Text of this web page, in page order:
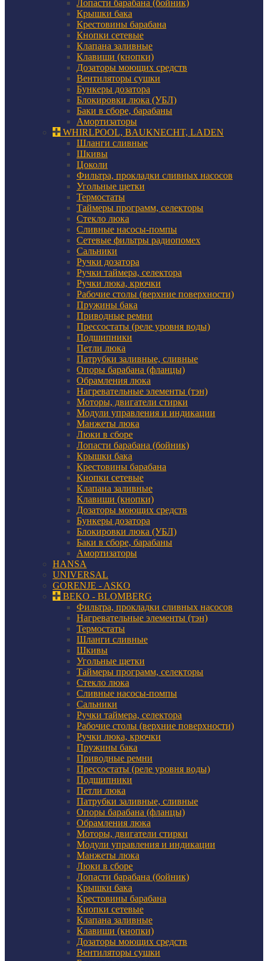
Лопасти барабана (бойник)
Крышки бака
Крестовины барабана
Кнопки сетевые
Клапана заливные
Клавиши (кнопки)
Дозаторы моющих средств
Вентиляторы сушки
Бункеры дозатора
Блокировки люка (УБЛ)
Баки в сборе, барабаны
Амортизаторы
WHIRLPOOL, BAUKNECHT, LADEN
Шланги сливные
Шкивы
Цоколи
Фильтра, прокладки сливных насосов
Угольные щетки
Термостаты
Таймеры программ, селекторы
Стекло люка
Сливные насосы-помпы
Сетевые фильтры радиопомех
Сальники
Ручки дозатора
Ручки таймера, селектора
Ручки люка, крючки
Рабочие столы (верхние поверхности)
Пружины бака
Приводные ремни
Прессостаты (реле уровня воды)
Подшипники
Петли люка
Патрубки заливные, сливные
Опоры барабана (фланцы)
Обрамления люка
Нагревательные элементы (тэн)
Моторы, двигатели стирки
Модули управления и индикации
Манжеты люка
Люки в сборе
Лопасти барабана (бойник)
Крышки бака
Крестовины барабана
Кнопки сетевые
Клапана заливные
Клавиши (кнопки)
Дозаторы моющих средств
Бункеры дозатора
Блокировки люка (УБЛ)
Баки в сборе, барабаны
Амортизаторы
HANSA
UNIVERSAL
GORENJE - ASKO
BEKO - BLOMBERG
Фильтра, прокладки сливных насосов
Нагревательные элементы (тэн)
Термостаты
Шланги сливные
Шкивы
Угольные щетки
Таймеры программ, селекторы
Стекло люка
Сливные насосы-помпы
Сальники
Ручки таймера, селектора
Рабочие столы (верхние поверхности)
Ручки люка, крючки
Пружины бака
Приводные ремни
Прессостаты (реле уровня воды)
Подшипники
Петли люка
Патрубки заливные, сливные
Опоры барабана (фланцы)
Обрамления люка
Моторы, двигатели стирки
Модули управления и индикации
Манжеты люка
Люки в сборе
Лопасти барабана (бойник)
Крышки бака
Крестовины барабана
Кнопки сетевые
Клапана заливные
Клавиши (кнопки)
Дозаторы моющих средств
Вентиляторы сушки